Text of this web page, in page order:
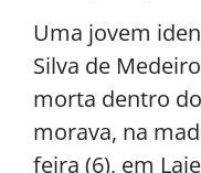
Uma jovem
Silva de
morta dentro
morava, na
feira (6), em